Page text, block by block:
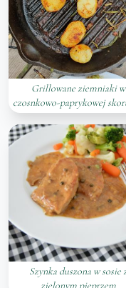
Grillowane ziemniaki w
czosnkowo-paprykowej
Szynka duszona w sosie